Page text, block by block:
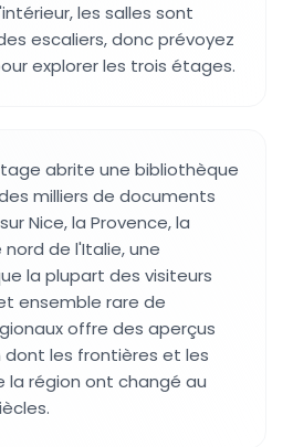
les salles sont
escaliers, donc prévoyez
explorer les trois étages.
abrite une bibliothèque
milliers de documents
Nice, la Provence, la
de l'Italie, une
la plupart des visiteurs
ensemble rare de
offre des aperçus
dont les frontières et les
la région ont changé au